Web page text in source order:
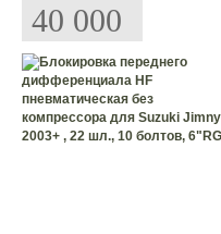
40 000